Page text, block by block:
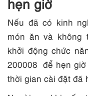
Nếu đã có kinh
món ăn và không
khởi động chức
200008 để hẹn
thời gian cài đặt đã